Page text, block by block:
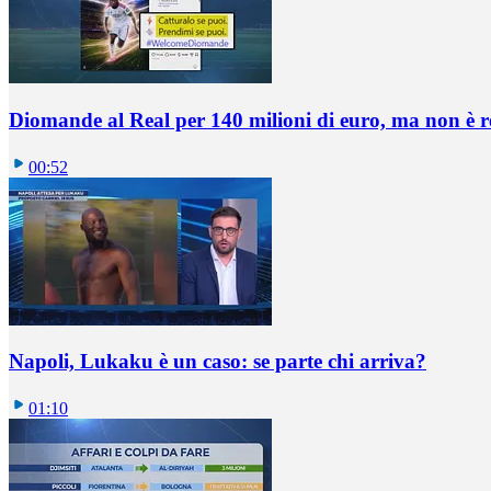
Diomande al Real per 140 milioni di euro, ma non è
00:52
Napoli, Lukaku è un caso: se parte chi arriva?
01:10